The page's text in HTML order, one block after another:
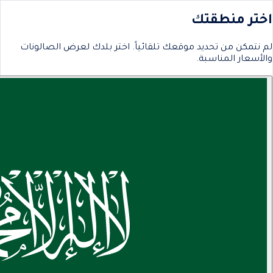
اختر منطقتك
لم نتمكن من تحديد موقعك تلقائياً. اختر بلدك لعرض الصالونات
والأسعار المناسبة.